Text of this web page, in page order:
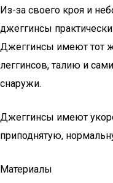
Из-за своего кроя и
джеггинсы
Джеггинсы имеют тот
леггинсов, талию и
снаружи.
Джеггинсы имеют
приподнятую,
Материалы